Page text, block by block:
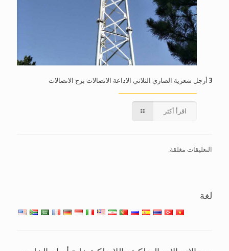
3 أرجل شعرية الصاري الثلاثي الاذاعة الاتصالات برج الاتصالات
اقرأ أكثر
التعليقات مغلقة.
لغة